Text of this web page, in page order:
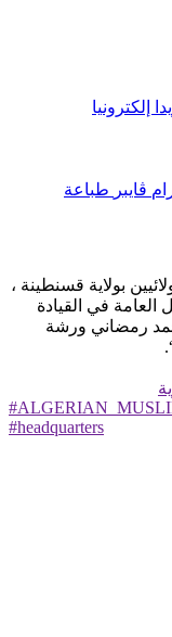
إلكترونيا
ڤايبر طباعة
بولاية قسنطينة ،
في القيادة
أحمد رمضاني ورشة
#headquarters